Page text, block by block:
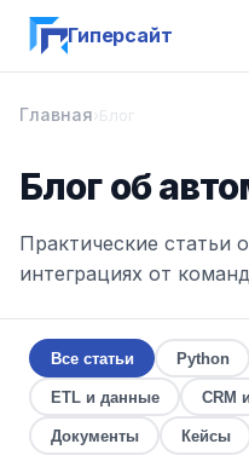
Гиперсайт
Главная›Блог
Блог об
Практические статьи
интеграциях от
Все статьи Python
ETL и данные CRM
Документы Кейсы